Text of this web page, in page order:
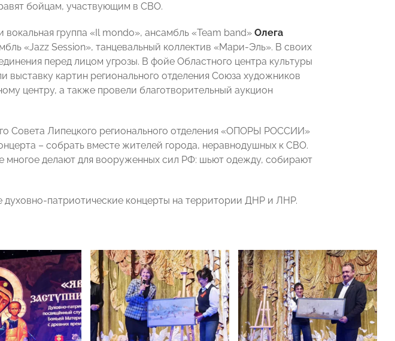
бойцам, участвующим в СВО.
группа «Il mondo», ансамбль «Team band» Олега
«Jazz Session», танцевальный коллектив «Мари-Эль». В своих
перед лицом угрозы. В фойе Областного центра культуры
выставку картин регионального отделения Союза художников
центру, а также провели благотворительный аукцион
Совета Липецкого регионального отделения «ОПОРЫ РОССИИ»
– собрать вместе жителей города, неравнодушных к СВО.
многое делают для вооруженных сил РФ: шьют одежду, собирают
духовно-патриотические концерты на территории ДНР и ЛНР.